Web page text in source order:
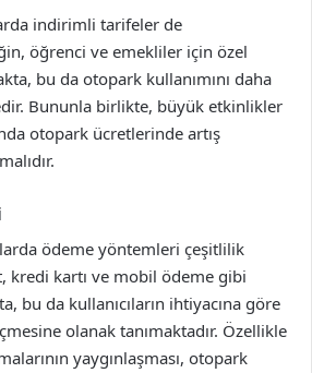
indirimli tarifeler de
öğrenci ve emekliler için özel
bu da otopark kullanımını daha
Bununla birlikte, büyük etkinlikler
otopark ücretlerinde artış
ödeme yöntemleri çeşitlilik
kredi kartı ve mobil ödeme gibi
bu da kullanıcıların ihtiyacına göre
olanak tanımaktadır. Özellikle
yaygınlaşması, otopark